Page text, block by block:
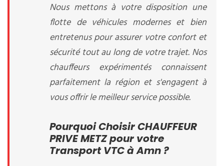
Nous mettons à votre disposition une
flotte de véhicules modernes et bien
entretenus pour assurer votre confort et
sécurité tout au long de votre trajet. Nos
chauffeurs expérimentés connaissent
parfaitement la région et s'engagent à
vous offrir le meilleur service possible.
Pourquoi Choisir CHAUFFEUR
PRIVE METZ pour votre
Transport VTC à Amn ?